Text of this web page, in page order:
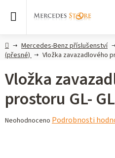
DomůMercedes-Benz příslušenství
(přesné)
Vložka zavazadlového
Vložka
prostoru GL-
Průměrné
Neohodnoceno Podrobnosti